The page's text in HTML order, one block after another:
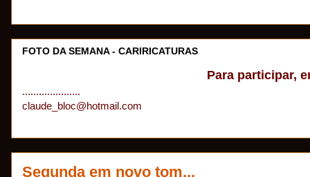
FOTO DA SEMANA - CARIRICATURAS
Para participar,
.....................
claude_bloc@hotmail.com
Segunda em novo tom...